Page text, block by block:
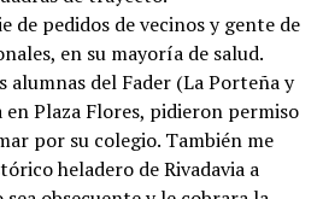
de pedidos de vecinos y gente de
en su mayoría de salud.
alumnas del Fader (La Porteña y
en Plaza Flores, pidieron permiso
por su colegio. También me
heladero de Rivadavia a